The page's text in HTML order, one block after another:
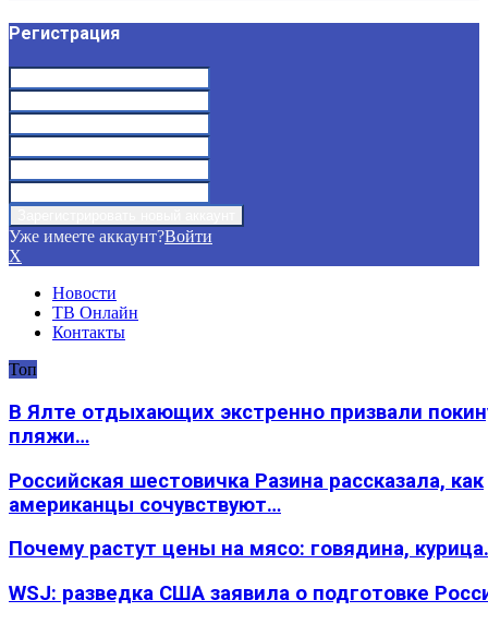
Регистрация
Уже имеете аккаунт?Войти
X
Новости
ТВ Онлайн
Контакты
Топ
В Ялте отдыхающих экстренно призвали
пляжи…
Российская шестовичка Разина рассказала, как
американцы сочувствуют…
Почему растут цены на мясо: говядина,
WSJ: разведка США заявила о подготовке